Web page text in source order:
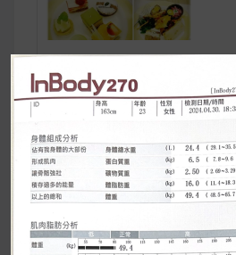
【 小胖盈鏟肉計畫 2
】第 2 週，持續堅
文 BMI正常也可能是
泡芙人 ？快測